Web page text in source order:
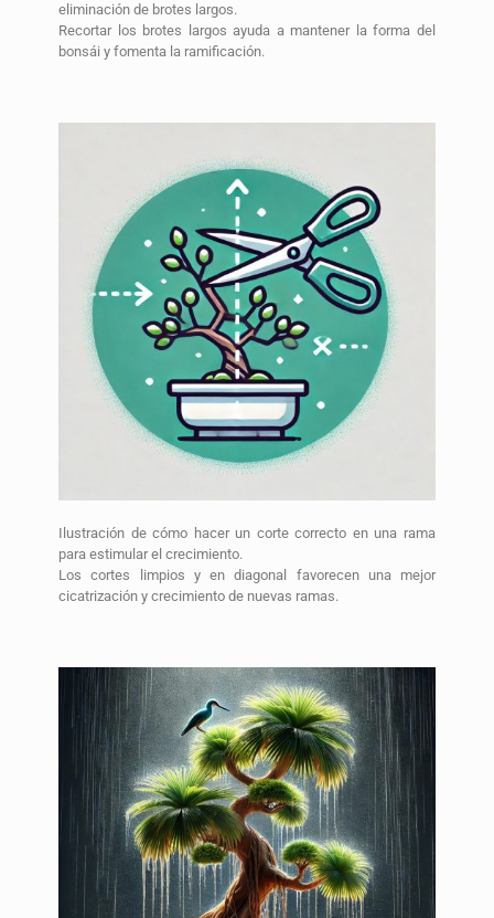
eliminación de brotes largos.
Recortar los brotes largos ayuda a mantener la forma del
bonsái y fomenta la ramificación.
Ilustración de cómo hacer un corte correcto en una rama
para estimular el crecimiento.
Los cortes limpios y en diagonal favorecen una mejor
cicatrización y crecimiento de nuevas ramas.